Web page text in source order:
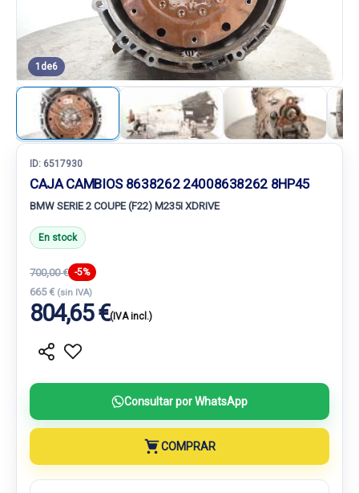
1 de6
ID: 6517930
CAJA CAMBIOS 8638262 24008638262 8HP45
BMW SERIE 2 COUPE (F22) M235I XDRIVE
En stock
700,00 € -5%
665 € (sin IVA)
804,65 €(IVA incl.)
Consultar por WhatsApp
COMPRAR